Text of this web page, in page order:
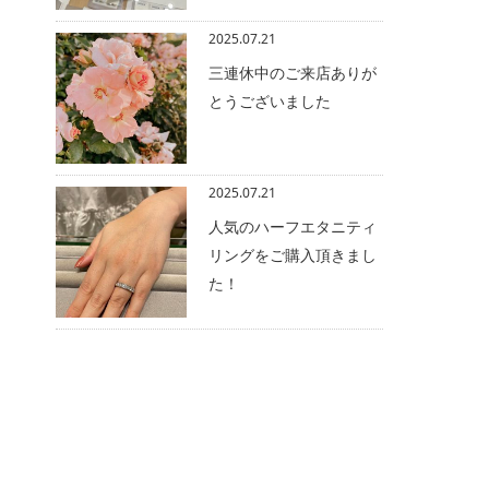
2025.07.21
三連休中のご来店ありが
とうございました
2025.07.21
人気のハーフエタニティ
リングをご購入頂きまし
た！